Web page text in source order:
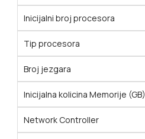
Inicijalni broj procesora
Tip procesora
Broj jezgara
Inicijalna kolicina Memorije (GB)
Network Controller